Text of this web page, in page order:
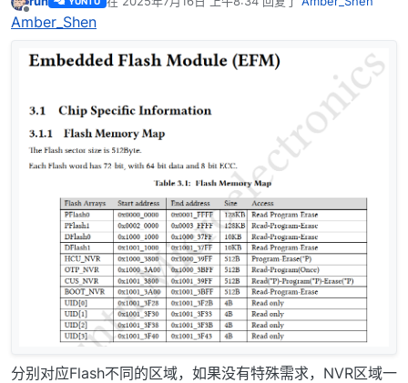
离线
最后由 编辑
Amber_Shen
分别对应Flash不同的区域，如果没有特殊需求，NVR区域一